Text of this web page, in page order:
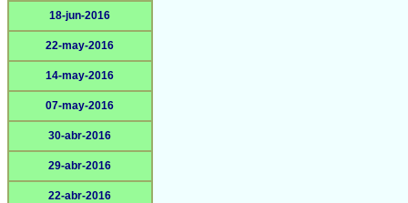
18-jun-2016
22-may-2016
14-may-2016
07-may-2016
30-abr-2016
29-abr-2016
22-abr-2016